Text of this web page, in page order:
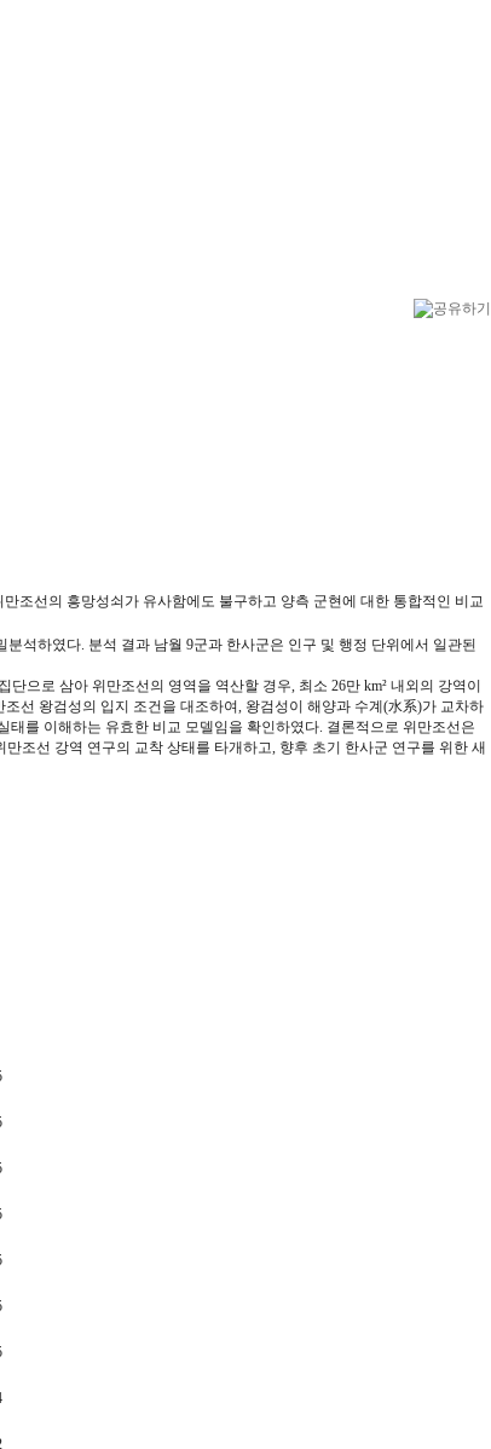
조선의 흥망성쇠가 유사함에도 불구하고 양측 군현에 대한 통합적인 비교
석하였다. 분석 결과 남월 9군과 한사군은 인구 및 행정 단위에서 일관된
으로 삼아 위만조선의 영역을 역산할 경우, 최소 26만 km² 내외의 강역이
선 왕검성의 입지 조건을 대조하여, 왕검성이 해양과 수계(水系)가 교차하
를 이해하는 유효한 비교 모델임을 확인하였다. 결론적으로 위만조선은
조선 강역 연구의 교착 상태를 타개하고, 향후 초기 한사군 연구를 위한 새